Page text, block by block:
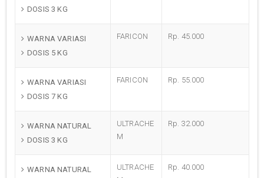
DOSIS 3 KG
WARNA VARIASI
DOSIS 5 KG
FARICON Rp. 45.000
WARNA VARIASI
DOSIS 7 KG
FARICON Rp. 55.000
WARNA NATURAL
DOSIS 3 KG
ULTRACHE
M
Rp. 32.000
WARNA NATURAL
ULTRACHE
Rp. 40.000